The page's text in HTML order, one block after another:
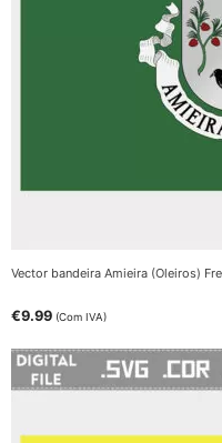
Vector bandeira Amieira (Oleiros)
€9.99 (Com IVA)